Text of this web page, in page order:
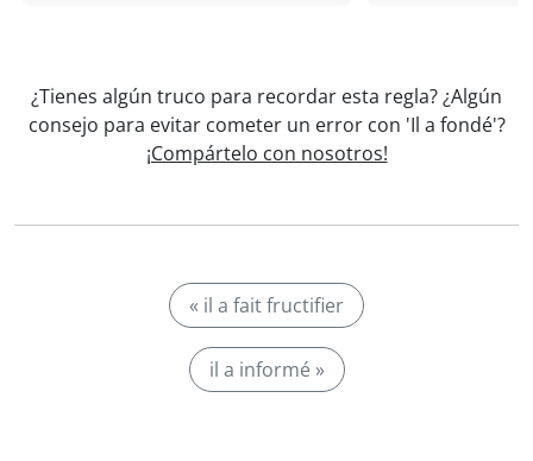
¿Tienes algún truco para recordar esta regla? ¿Algún
consejo para evitar cometer un error con 'Il a fondé'?
¡Compártelo con nosotros!
« il a fait fructifier
il a informé »